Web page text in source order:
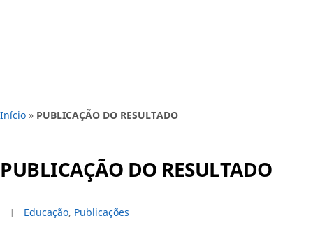
Início » PUBLICAÇÃO DO RESULTADO
PUBLICAÇÃO DO RESULTADO
Educação, Publicações